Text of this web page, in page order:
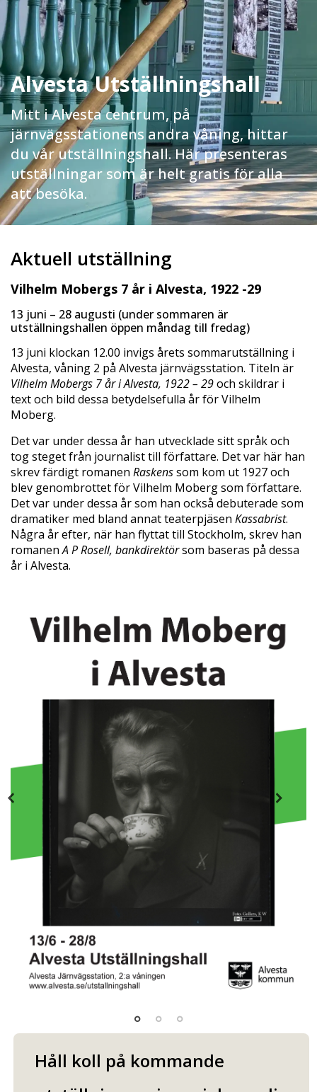
Alvesta Utställningshall
Mitt i Alvesta centrum, på
järnvägsstationens andra våning, hittar
du vår utställningshall. Här presenteras
utställningar som är helt gratis för alla
att besöka.
Aktuell utställning
Vilhelm Mobergs 7 år i Alvesta, 1922 -29
13 juni – 28 augusti (under sommaren är
utställningshallen öppen måndag till fredag)
13 juni klockan 12.00 invigs årets sommarutställning i
Alvesta, våning 2 på Alvesta järnvägsstation. Titeln är
Vilhelm Mobergs 7 år i Alvesta, 1922 – 29och skildrar i
text och bild dessa betydelsefulla år för Vilhelm
Moberg.
Det var under dessa år han utvecklade sitt språk och
tog steget från journalist till författare. Det var här han
skrev färdigt romanen Raskenssom kom ut 1927 och
blev genombrottet för Vilhelm Moberg som författare.
Det var under dessa år som han också debuterade som
dramatiker med bland annat teaterpjäsen Kassabrist.
Några år efter, när han flyttat till Stockholm, skrev han
romanenA P Rosell, bankdirektörsom baseras på dessa
år i Alvesta.
Previous
Håll koll på kommande